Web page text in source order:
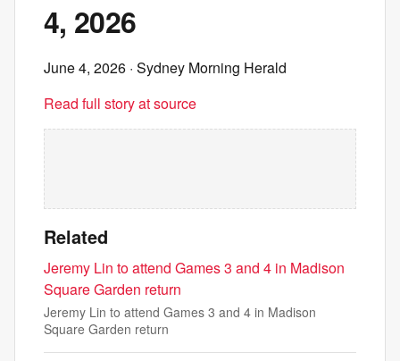
4, 2026
June 4, 2026 · Sydney Morning Herald
Read full story at source
Related
Jeremy Lin to attend Games 3 and 4 in Madison
Square Garden return
Jeremy Lin to attend Games 3 and 4 in Madison
Square Garden return